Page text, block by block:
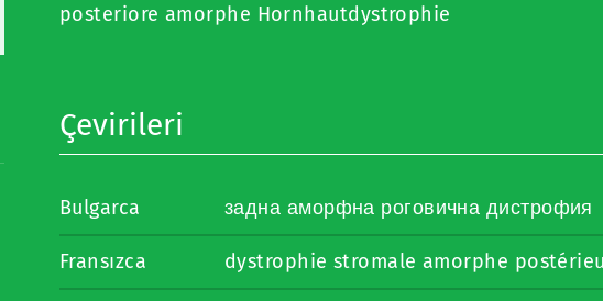
posteriore amorphe Hornhautdystrophie
Çevirileri
Bulgarca задна аморфна роговична дистрофия
Fransızca dystrophie stromale amorphe